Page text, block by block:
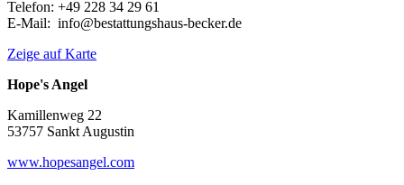
Telefon: +49 228 34 29 61
E-Mail: info@bestattungshaus-becker.de
Zeige auf Karte
Hope's Angel
Kamillenweg 22
53757 Sankt Augustin
www.hopesangel.com